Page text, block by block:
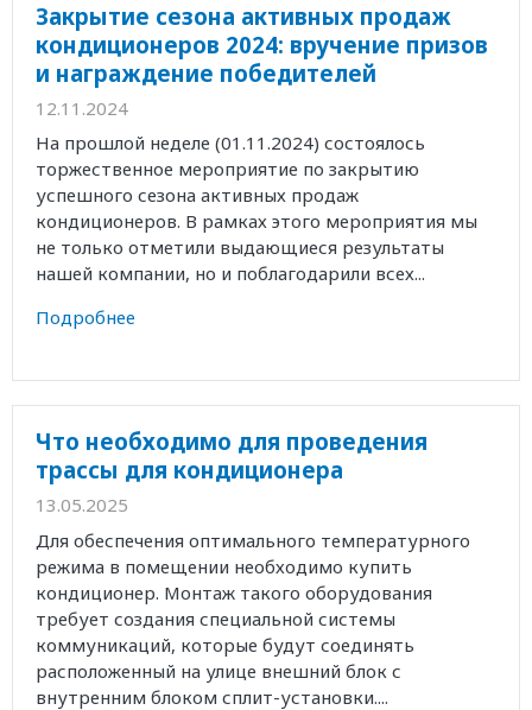
Закрытие сезона активных продаж
кондиционеров 2024: вручение призов
и награждение победителей
12.11.2024
На прошлой неделе (01.11.2024) состоялось
торжественное мероприятие по закрытию
успешного сезона активных продаж
кондиционеров. В рамках этого мероприятия мы
не только отметили выдающиеся результаты
нашей компании, но и поблагодарили всех...
Подробнее
Что необходимо для проведения
трассы для кондиционера
13.05.2025
Для обеспечения оптимального температурного
режима в помещении необходимо купить
кондиционер. Монтаж такого оборудования
требует создания специальной системы
коммуникаций, которые будут соединять
расположенный на улице внешний блок с
внутренним блоком сплит-установки....